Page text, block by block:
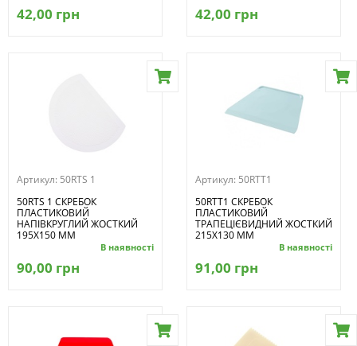
42,00 грн 42,00 грн
Артикул: 50RTS 1
50RTS 1 СКРЕБОК
ПЛАСТИКОВИЙ
НАПІВКРУГЛИЙ ЖОСТКИЙ
195X150 ММ
В наявності
90,00 грн
Артикул: 50RTT1
50RTT1 СКРЕБОК
ПЛАСТИКОВИЙ
ТРАПЕЦІЄВИДНИЙ ЖОСТКИЙ
215X130 MM
В наявності
91,00 грн